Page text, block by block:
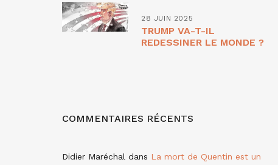
28 JUIN 2025
TRUMP VA-T-IL
REDESSINER LE MONDE ?
COMMENTAIRES RÉCENTS
Didier Maréchal dans La mort de Quentin est un